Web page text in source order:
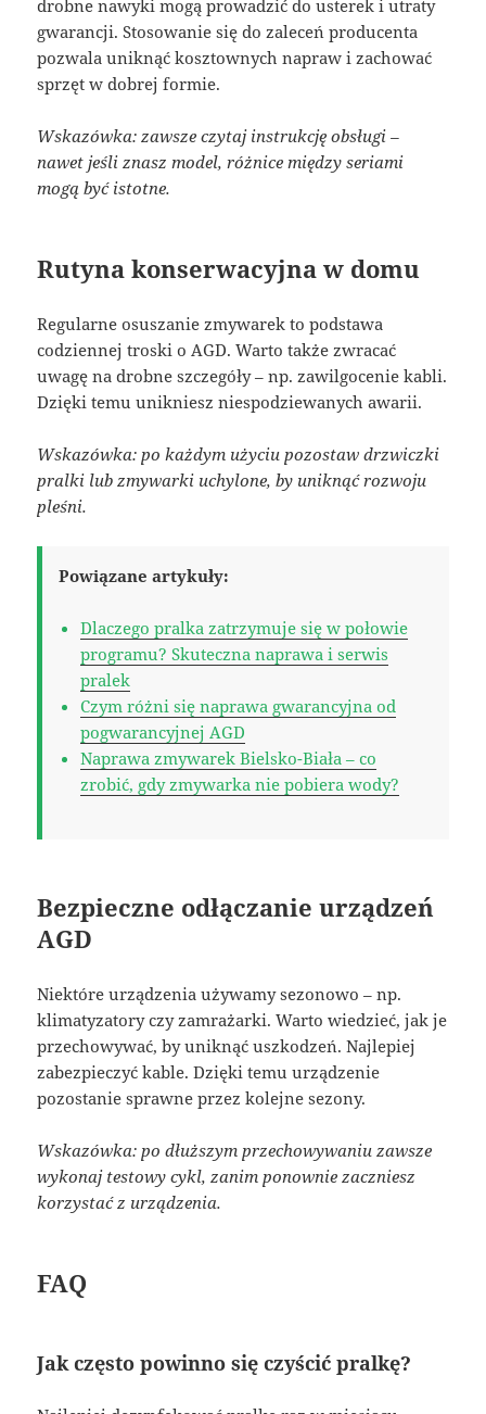
drobne nawyki mogą prowadzić do usterek i utraty
gwarancji. Stosowanie się do zaleceń producenta
pozwala uniknąć kosztownych napraw i zachować
sprzęt w dobrej formie.
Wskazówka: zawsze czytaj instrukcję obsługi –
nawet jeśli znasz model, różnice między seriami
mogą być istotne.
Rutyna konserwacyjna w domu
Regularne osuszanie zmywarek to podstawa
codziennej troski o AGD. Warto także zwracać
uwagę na drobne szczegóły – np. zawilgocenie kabli.
Dzięki temu unikniesz niespodziewanych awarii.
Wskazówka: po każdym użyciu pozostaw drzwiczki
pralki lub zmywarki uchylone, by uniknąć rozwoju
pleśni.
Powiązane artykuły:
Dlaczego pralka zatrzymuje się w połowie
programu? Skuteczna naprawa i serwis
pralek
Czym różni się naprawa gwarancyjna od
pogwarancyjnej AGD
Naprawa zmywarek Bielsko-Biała – co
zrobić, gdy zmywarka nie pobiera wody?
Bezpieczne odłączanie urządzeń
AGD
Niektóre urządzenia używamy sezonowo – np.
klimatyzatory czy zamrażarki. Warto wiedzieć, jak je
przechowywać, by uniknąć uszkodzeń. Najlepiej
zabezpieczyć kable. Dzięki temu urządzenie
pozostanie sprawne przez kolejne sezony.
Wskazówka: po dłuższym przechowywaniu zawsze
wykonaj testowy cykl, zanim ponownie zaczniesz
korzystać z urządzenia.
FAQ
Jak często powinno się czyścić pralkę?